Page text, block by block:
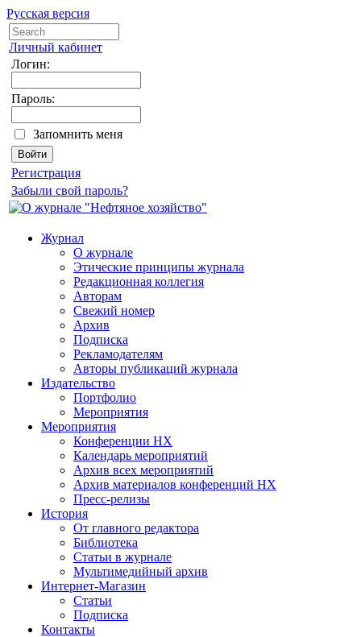
Русская версия
Личный кабинет
Логин:
Пароль:
Запомнить меня
Регистрация
Забыли свой пароль?
Журнал
О журнале
Этические принципы журнала
Редакционная коллегия
Авторам
Свежий номер
Архив
Подписка
Рекламодателям
Авторы публикаций журнала
Издательство
Портфолио
Мероприятия
Мероприятия
Конференции НХ
Календарь мероприятий
Архив всех мероприятий
Архив материалов конференций НХ
Пресс-релизы
История
От главного редактора
Библиотека
Статьи в журнале
Мультимедийный архив
Интернет-Магазин
Статьи
Подписка
Контакты